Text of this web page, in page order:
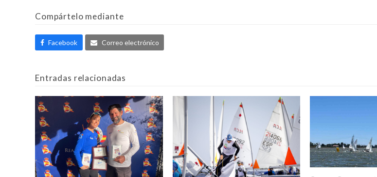
Compártelo mediante
Facebook Correo electrónico
Entradas relacionadas